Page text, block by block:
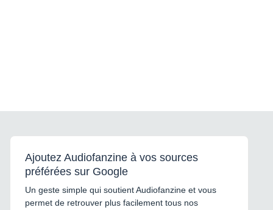
Ajoutez Audiofanzine à vos sources
préférées sur Google
Un geste simple qui soutient Audiofanzine et vous
permet de retrouver plus facilement tous nos